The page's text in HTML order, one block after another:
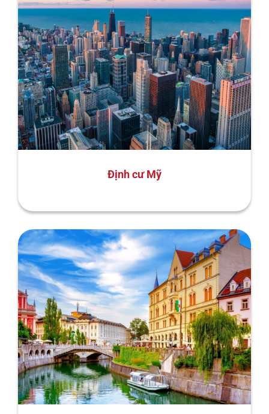
Định cư Mỹ